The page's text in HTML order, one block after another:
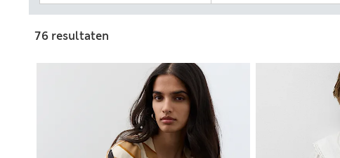
76 resultaten